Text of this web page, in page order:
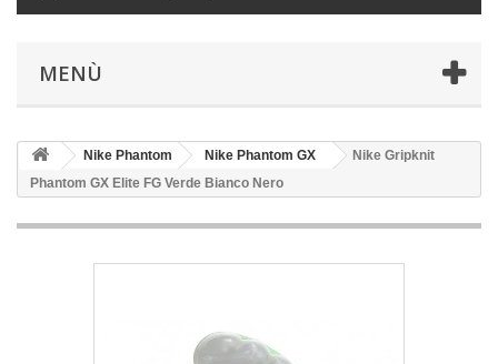
MENÙ
Nike Phantom Nike Phantom GX
Nike Gripknit
Phantom GX Elite FG Verde Bianco Nero